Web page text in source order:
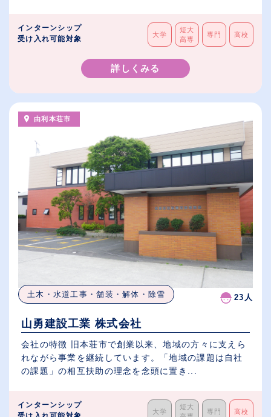
インターンシップ
受け入れ可能対象
大学
短大
高専
専門 高校
詳しくみる
由利本荘市
土木・水道工事・舗装・解体・除雪 23人
山勇建設工業 株式会社
会社の特徴 旧本荘市で創業以来、地域の方々に支えら
れながら事業を継続しています。「地域の課題は自社
の課題」の相互扶助の理念を念頭に置き...
インターンシップ
大学
短大
専門 高校